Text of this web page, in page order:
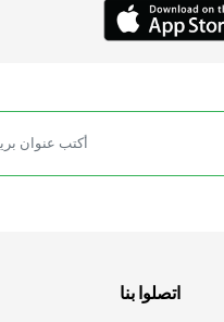
اتصلوا بنا